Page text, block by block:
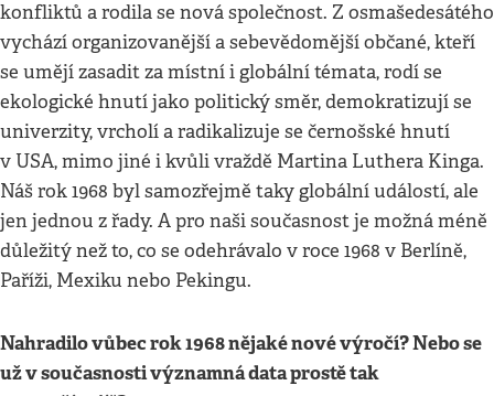
konfliktů a rodila se nová společnost. Z osmašedesátého
vychází organizovanější a sebevědomější občané, kteří
se umějí zasadit za místní i globální témata, rodí se
ekologické hnutí jako politický směr, demokratizují se
univerzity, vrcholí a radikalizuje se černošské hnutí
v USA, mimo jiné i kvůli vraždě Martina Luthera Kinga.
Náš rok 1968 byl samozřejmě taky globální událostí, ale
jen jednou z řady. A pro naši současnost je možná méně
důležitý než to, co se odehrávalo v roce 1968 v Berlíně,
Paříži, Mexiku nebo Pekingu.
Nahradilo vůbec rok 1968 nějaké nové výročí? Nebo se
už v současnosti významná data prostě tak